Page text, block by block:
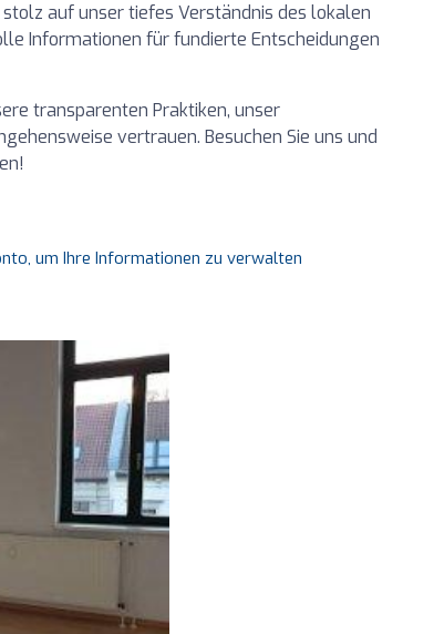
auf unser tiefes Verständnis des lokalen
Informationen für fundierte Entscheidungen
transparenten Praktiken, unser
vertrauen. Besuchen Sie uns und
um Ihre Informationen zu verwalten